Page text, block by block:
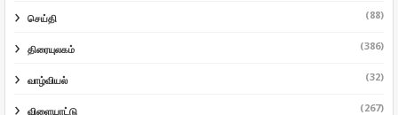
செய்தி (88)
திரையுலகம் (386)
வாழ்வியல் (32)
விளையாட்டு (267)